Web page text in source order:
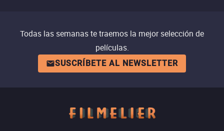
Todas las semanas te traemos la mejor selección de
películas.
SUSCRÍBETE AL NEWSLETTER